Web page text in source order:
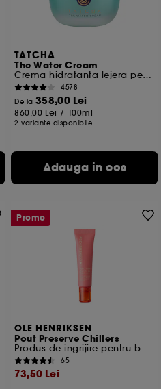
TATCHA
The Water Cream
Crema hidratanta lejera pentru rafinarea porilor
4578
De la 358,00 Lei
860,00 Lei / 100ml
2 variante disponibile
Adauga in cos
OLE HENRIKSEN
Pout Preserve Chillers
Produs de ingrijire pentru buze, cu peptide
65
73,50 Lei
Promo